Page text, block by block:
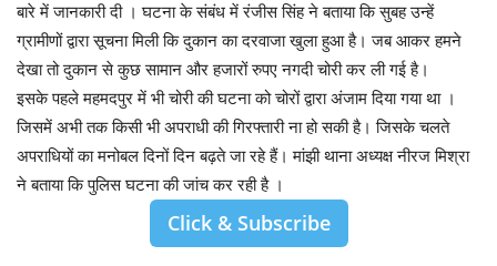
बारे में जानकारी दी । घटना के संबंध में रंजीस सिंह ने बताया कि सुबह उन्हें
ग्रामीणों द्वारा सूचना मिली कि दुकान का दरवाजा खुला हुआ है। जब आकर हमने
देखा तो दुकान से कुछ सामान और हजारों रुपए नगदी चोरी कर ली गई है।
इसके पहले महमदपुर में भी चोरी की घटना को चोरों द्वारा अंजाम दिया गया था ।
जिसमें अभी तक किसी भी अपराधी की गिरफ्तारी ना हो सकी है। जिसके चलते
अपराधियों का मनोबल दिनों दिन बढ़ते जा रहे हैं। मांझी थाना अध्यक्ष नीरज मिश्रा
ने बताया कि पुलिस घटना की जांच कर रही है ।
Click & Subscribe